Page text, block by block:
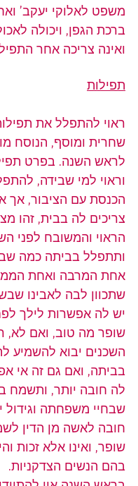
משפט לאלוקי יעקב’
ברכת הגפן, ויכולה
ואינה צריכה אחר
תפילות
ראוי להתפלל את
שחרית ומוסף, הנוסח
לראש השנה. בפרט
וראוי למי שבידה,
הכנסת עם הציבור, אך
צריכים לה בבית, זהו
הראוי והמשובח לפני
ותתפלל בביתה כמה
אחת המרבה ואחת
שתכוון לבה לאבינו
יש לה אפשרות לילך
שופר מה טוב, ואם לא,
השכנים יבוא להשמיע
בביתה, ואם גם זה אי
לה חובה יותר, ותשמח
שבחיי משפחתה וגידול
חובה לאשה מן הדין
שופר, ואינו אלא זכות
בהם הנשים הצדקניות.